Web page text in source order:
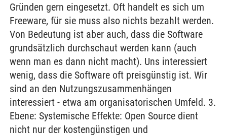
Gründen gern eingesetzt. Oft handelt es sich um
Freeware, für sie muss also nichts bezahlt werden.
Von Bedeutung ist aber auch, dass die Software
grundsätzlich durchschaut werden kann (auch
wenn man es dann nicht macht). Uns interessiert
wenig, dass die Software oft preisgünstig ist. Wir
sind an den Nutzungszusammenhängen
interessiert - etwa am organisatorischen Umfeld. 3.
Ebene: Systemische Effekte: Open Source dient
nicht nur der kostengünstigen und